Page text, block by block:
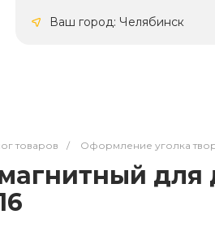
Ваш город: Челябинск
товаров / Оформление уголка
для